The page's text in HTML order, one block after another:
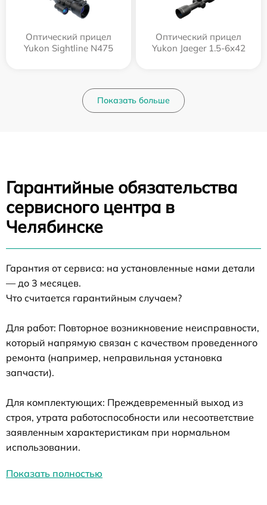
Оптический прицел
Yukon Sightline N475
Оптический прицел
Yukon Jaeger 1.5-6x42
Показать больше
Гарантийные обязательства
сервисного центра в
Челябинске
Гарантия от сервиса: на установленные нами детали
— до 3 месяцев.
Что считается гарантийным случаем?
Для работ: Повторное возникновение неисправности,
который напрямую связан с качеством проведенного
ремонта (например, неправильная установка
запчасти).
Для комплектующих: Преждевременный выход из
строя, утрата работоспособности или несоответствие
заявленным характеристикам при нормальном
использовании.
Показать полностью